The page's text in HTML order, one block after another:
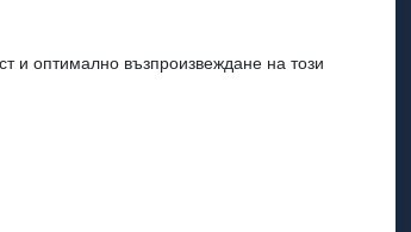
и оптимално възпроизвеждане на този